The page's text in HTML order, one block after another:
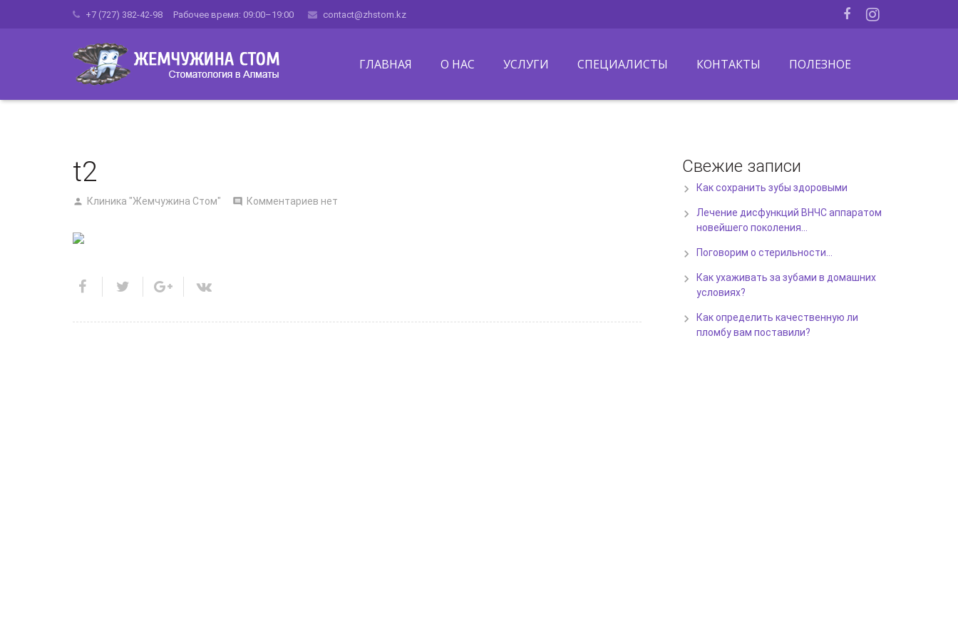
+7 (727) 382-42-98 Рабочее время: 09:00–19:00 contact@zhstom.kz
ГЛАВНАЯ О НАС УСЛУГИ СПЕЦИАЛИСТЫ КОНТАКТЫ ПОЛЕЗНОЕ
t2
Клиника "Жемчужина Стом" Комментариев нет
Свежие записи
Как сохранить зубы здоровыми
Лечение дисфункций ВНЧС аппаратом
новейшего поколения…
Поговорим о стерильности…
Как ухаживать за зубами в домашних
условиях?
Как определить качественную ли
пломбу вам поставили?